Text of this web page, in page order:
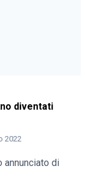
diventati
2022
annunciato di